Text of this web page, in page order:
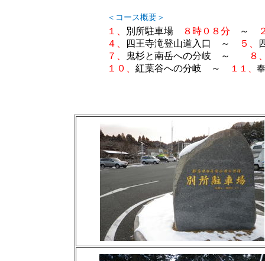
＜コース概要＞
１、 別所駐車場 ８時０８分 ～
４、
四王寺滝登山道入口 ～ ５、
７、
鬼杉と南岳への分岐 ～
８
１０、 紅葉谷への分岐 ～ １１、